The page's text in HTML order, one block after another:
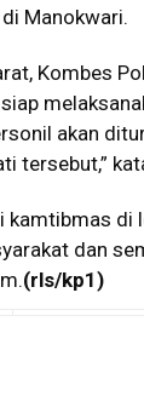
Manokwari.
Kombes
akan
tersebut,”
di
dan
(rls/kp1)